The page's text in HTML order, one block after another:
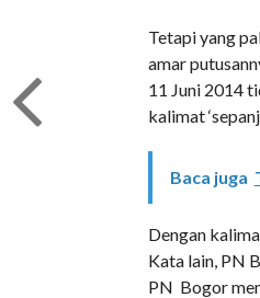
Tetapi yang
amar
11 Juni 2014
kalimat
Baca juga
Dengan
Kata lain, PN
PN Bogor